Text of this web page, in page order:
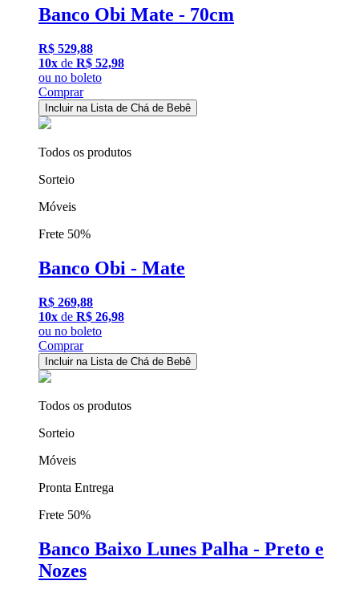
Banco Obi Mate - 70cm
R$ 529,88
10x de R$ 52,98
ou no boleto
Comprar
Incluir na Lista de Chá de Bebê
Todos os produtos
Sorteio
Móveis
Frete 50%
Banco Obi - Mate
R$ 269,88
10x de R$ 26,98
ou no boleto
Comprar
Incluir na Lista de Chá de Bebê
Todos os produtos
Sorteio
Móveis
Pronta Entrega
Frete 50%
Banco Baixo Lunes Palha - Preto e
Nozes